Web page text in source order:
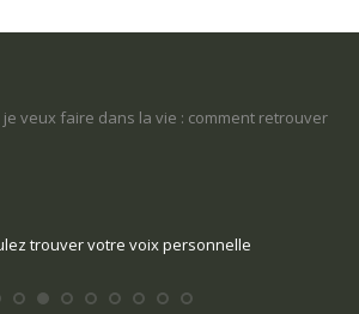
je veux faire dans la vie : comment retrouver
trouver votre voix personnelle